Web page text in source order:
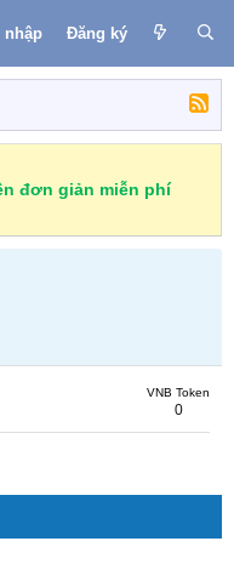
nhập Đăng ký
đơn giản miễn phí
VNB Token
0